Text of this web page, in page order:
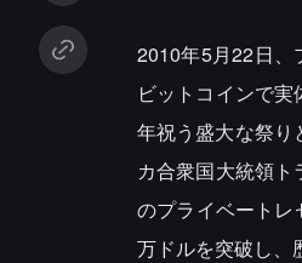
2010年5月22日、
ビットコインで
年祝う盛大な祭り
カ合衆国大統領
のプライベートレ
万ドルを突破し、